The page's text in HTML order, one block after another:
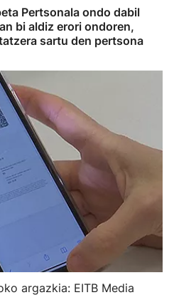
Pertsonala ondo dabil
bi aldiz erori ondoren,
sartu den pertsona
argazkia: EITB Media